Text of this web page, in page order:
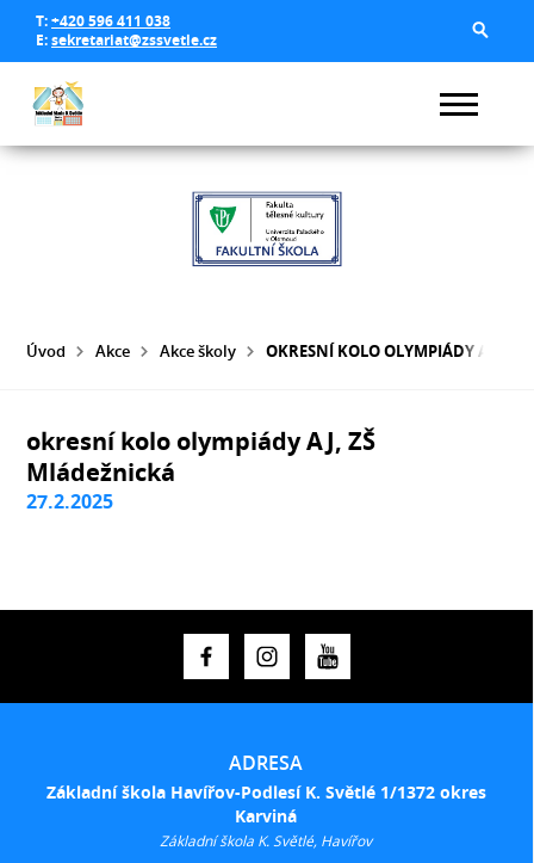
T:+420 596 411 038
E:sekretariat@zssvetle.cz
Úvod Akce Akce školy OKRESNÍ KOLO OLYMPIÁDY AJ, ZŠ
okresní kolo olympiády AJ, ZŠ
Mládežnická
27.2.2025
ADRESA
Základní škola Havířov-Podlesí K. Světlé 1/1372 okres
Karviná
Základní škola K. Světlé, Havířov